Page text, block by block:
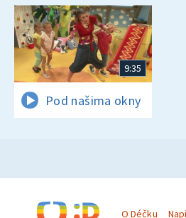
9:35
Pod našima okny
O Déčku